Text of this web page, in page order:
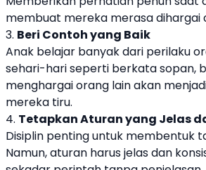
membuat mereka merasa dihargai
3. Beri Contoh yang Baik
Anak belajar banyak dari perilaku
sehari-hari seperti berkata sopan,
menghargai orang lain akan
mereka tiru.
4. Tetapkan Aturan yang Jelas
Disiplin penting untuk membentuk
Namun, aturan harus jelas dan